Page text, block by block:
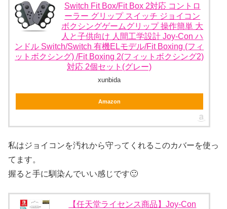
Switch Fit Box/Fit Box 2対応 コントロ
ーラー グリップ スイッチ ジョイコン
ボクシングゲームグリップ 操作簡単 大
人と子供向け 人間工学設計 Joy-Con ハ
ンドル Switch/Switch 有機ELモデル/Fit Boxing (フィ
ットボクシング) /Fit Boxing 2(フィットボクシング2)
対応 2個セット(グレー)
xunbida
Amazon
私はジョイコンを汚れから守ってくれるこのカバーを使っ
てます。
握ると手に馴染んでいい感じです🙂
【任天堂ライセンス商品】Joy-Con